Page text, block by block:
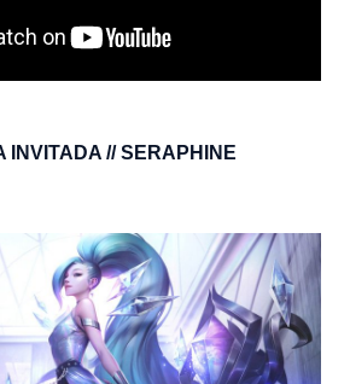
INVITADA // SERAPHINE